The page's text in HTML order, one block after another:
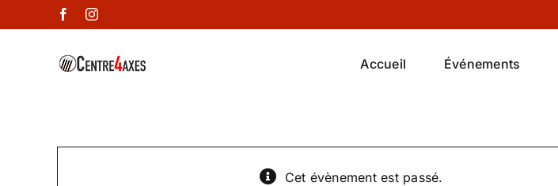
au
FacebookInstagram
Accueil Événements
Cet évènement est passé.